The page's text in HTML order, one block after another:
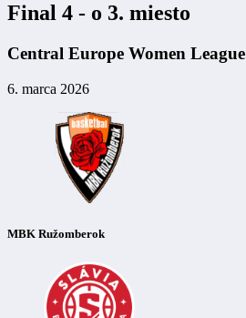
Final 4 - o 3. miesto
Central Europe Women League
6. marca 2026
MBK Ružomberok